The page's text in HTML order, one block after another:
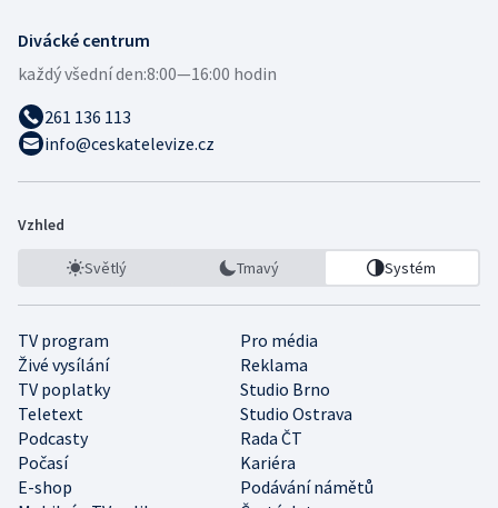
Divácké centrum
každý všední den:8:00—16:00 hodin
261 136 113
info@ceskatelevize.cz
Vzhled
Světlý Tmavý Systém
TV program
Pro média
Živé vysílání
Reklama
TV poplatky
Studio Brno
Teletext
Studio Ostrava
Podcasty
Rada ČT
Počasí
Kariéra
E-shop
Podávání námětů